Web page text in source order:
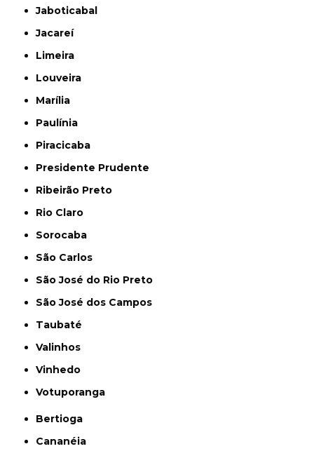
Jaboticabal
Jacareí
Limeira
Louveira
Marília
Paulínia
Piracicaba
Presidente Prudente
Ribeirão Preto
Rio Claro
Sorocaba
São Carlos
São José do Rio Preto
São José dos Campos
Taubaté
Valinhos
Vinhedo
Votuporanga
Bertioga
Cananéia